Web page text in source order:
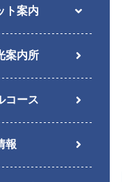
ト案内
案内所
コース
報